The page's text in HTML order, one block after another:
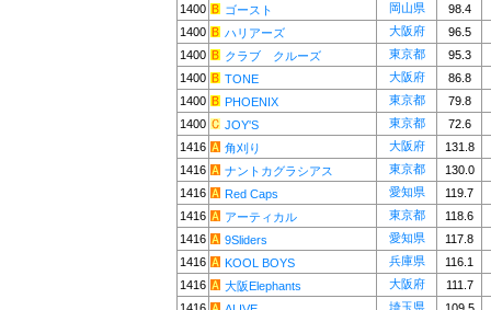
1400
ゴースト 岡山県
98.4
1400
ハリアーズ 大阪府
96.5
1400
クラブ クルーズ 東京都
95.3
1400
TONE 大阪府
86.8
1400
PHOENIX 東京都
79.8
1400
JOY'S 東京都
72.6
1416
角刈り 大阪府
131.8
1416
ナントカグラシアス 東京都
130.0
1416
Red Caps 愛知県
119.7
1416
アーティカル 東京都
118.6
1416
9Sliders 愛知県
117.8
1416
KOOL BOYS 兵庫県
116.1
1416
大阪Elephants 大阪府
111.7
埼玉県